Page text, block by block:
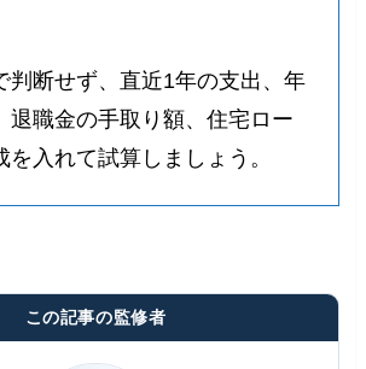
判断せず、直近1年の支出、年
退職金の手取り額、住宅ロー
を入れて試算しましょう。
この記事の監修者